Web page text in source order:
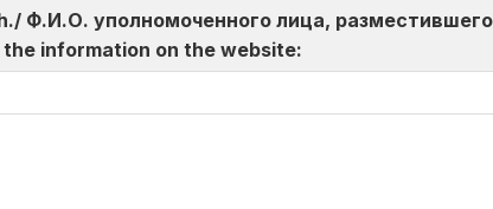
Ф.И.О. уполномоченного лица,
information on the website: